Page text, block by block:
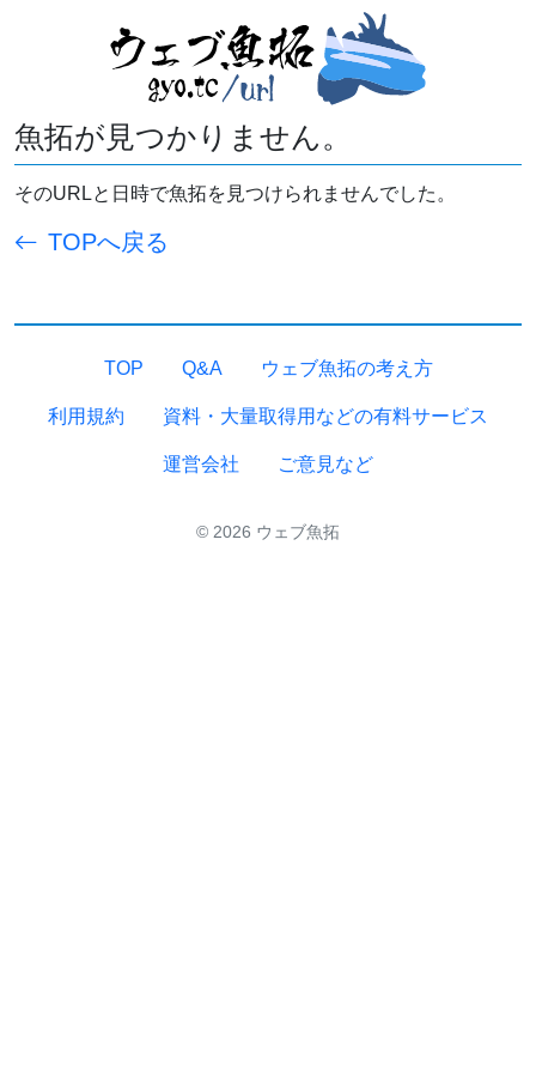
魚拓が見つかりません。
そのURLと日時で魚拓を見つけられませんでした。
TOPへ戻る
TOP Q&A ウェブ魚拓の考え方
利用規約 資料・大量取得用などの有料サービス
運営会社 ご意見など
© 2026 ウェブ魚拓